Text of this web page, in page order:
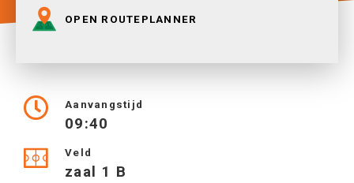
OPEN ROUTEPLANNER
Aanvangstijd
09:40
Veld
zaal 1 B